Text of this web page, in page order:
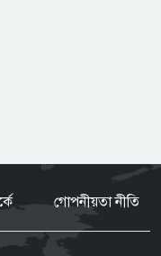
গোপনীয়তা নীতি